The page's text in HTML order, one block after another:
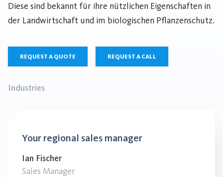
Diese sind bekannt für ihre nützlichen Eigenschaften in
der Landwirtschaft und im biologischen Pflanzenschutz.
REQUEST A QUOTE REQUEST A CALL
Industries
Your regional sales manager
Ian Fischer
Sales Manager